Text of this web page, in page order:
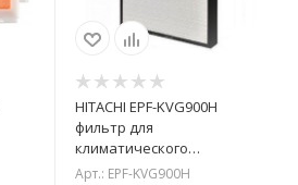
HITACHI EPF-KVG900H
фильтр для
климатического
комплекса
Арт.: EPF-KVG900H